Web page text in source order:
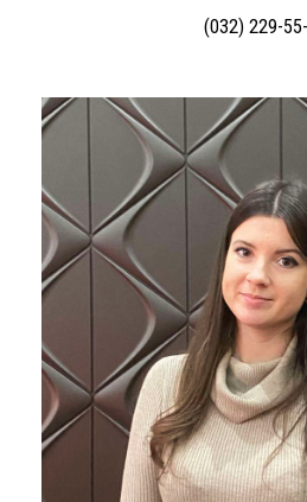
(032) 229-